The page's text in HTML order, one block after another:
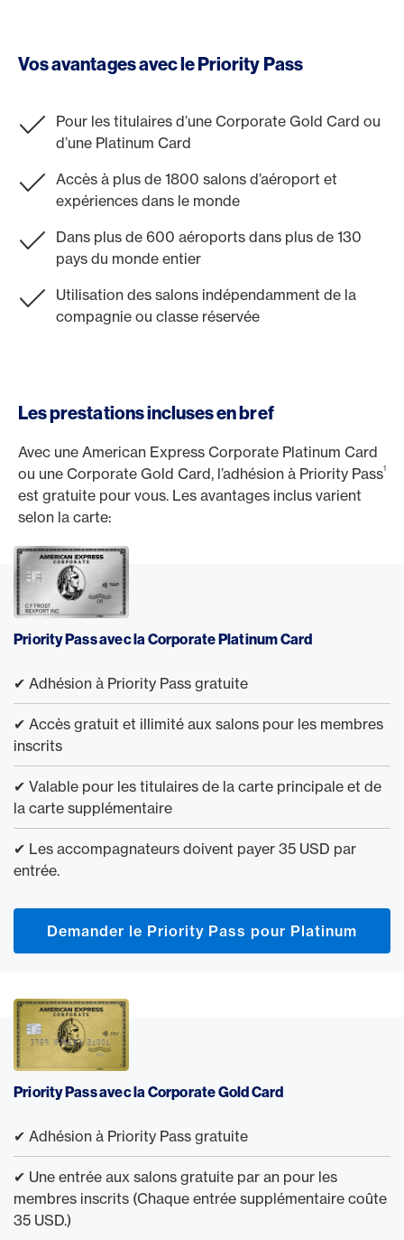
Vos avantages avec le Priority Pass
Pour les titulaires d’une Corporate Gold Card ou
d’une Platinum Card
Accès à plus de 1800 salons d’aéroport et
expériences dans le monde
Dans plus de 600 aéroports dans plus de 130
pays du monde entier
Utilisation des salons indépendamment de la
compagnie ou classe réservée
Les prestations incluses en bref
Avec une American Express Corporate Platinum Card
ou une Corporate Gold Card, l’adhésion à Priority Pass1
est gratuite pour vous. Les avantages inclus varient
selon la carte:
Priority Pass avec la Corporate Platinum Card
✔ Adhésion à Priority Pass gratuite
✔ Accès gratuit et illimité aux salons pour les membres
inscrits
✔ Valable pour les titulaires de la carte principale et de
la carte supplémentaire
✔ Les accompagnateurs doivent payer 35 USD par
entrée.
Demander le Priority Pass pour Platinum
Priority Pass avec la Corporate Gold Card
✔ Adhésion à Priority Pass gratuite
✔ Une entrée aux salons gratuite par an pour les
membres inscrits (Chaque entrée supplémentaire coûte
35 USD.)